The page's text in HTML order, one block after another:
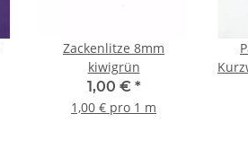
Zackenlitze 8mm
kiwigrün
1,00 € *
1,00 € pro 1 m